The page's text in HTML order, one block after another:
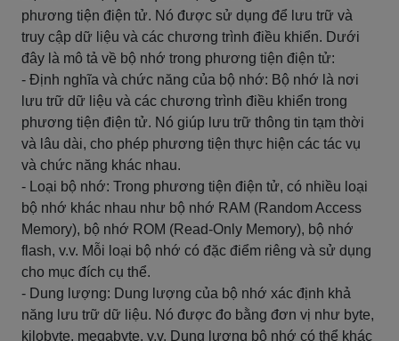
phương tiện điện tử. Nó được sử dụng để lưu trữ và
truy cập dữ liệu và các chương trình điều khiển. Dưới
đây là mô tả về bộ nhớ trong phương tiện điện tử:
- Định nghĩa và chức năng của bộ nhớ: Bộ nhớ là nơi
lưu trữ dữ liệu và các chương trình điều khiển trong
phương tiện điện tử. Nó giúp lưu trữ thông tin tạm thời
và lâu dài, cho phép phương tiện thực hiện các tác vụ
và chức năng khác nhau.
- Loại bộ nhớ: Trong phương tiện điện tử, có nhiều loại
bộ nhớ khác nhau như bộ nhớ RAM (Random Access
Memory), bộ nhớ ROM (Read-Only Memory), bộ nhớ
flash, v.v. Mỗi loại bộ nhớ có đặc điểm riêng và sử dụng
cho mục đích cụ thể.
- Dung lượng: Dung lượng của bộ nhớ xác định khả
năng lưu trữ dữ liệu. Nó được đo bằng đơn vị như byte,
kilobyte, megabyte, v.v. Dung lượng bộ nhớ có thể khác